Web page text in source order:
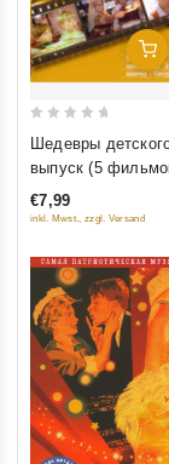
out
5
Шедевры
выпуск (5
€7,99
inkl. Mwst., zzgl. Versand